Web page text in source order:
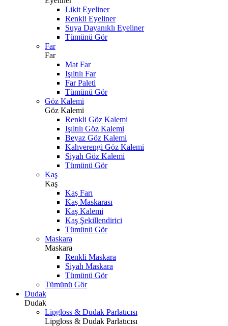
Likit Eyeliner
Renkli Eyeliner
Suya Dayanıklı Eyeliner
Tümünü Gör
Far
Far
Mat Far
Işıltılı Far
Far Paleti
Tümünü Gör
Göz Kalemi
Göz Kalemi
Renkli Göz Kalemi
Işıltılı Göz Kalemi
Beyaz Göz Kalemi
Kahverengi Göz Kalemi
Siyah Göz Kalemi
Tümünü Gör
Kaş
Kaş
Kaş Farı
Kaş Maskarası
Kaş Kalemi
Kaş Şekillendirici
Tümünü Gör
Maskara
Maskara
Renkli Maskara
Siyah Maskara
Tümünü Gör
Tümünü Gör
Dudak
Dudak
Lipgloss & Dudak Parlatıcısı
Lipgloss & Dudak Parlatıcısı